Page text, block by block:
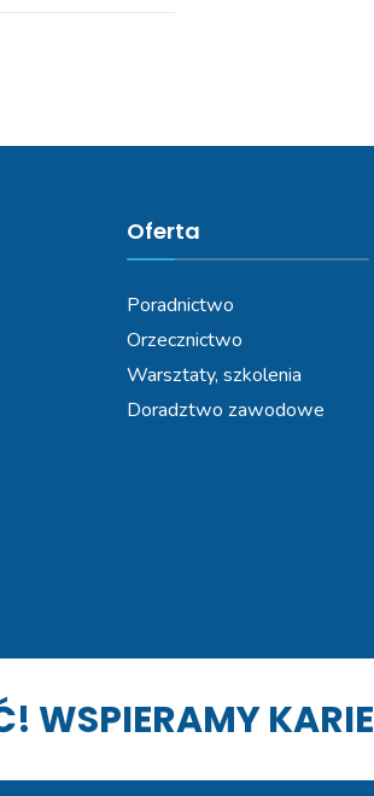
Oferta
Poradnictwo
Orzecznictwo
Warsztaty, szkolenia
Doradztwo zawodowe
WSPIERAMY